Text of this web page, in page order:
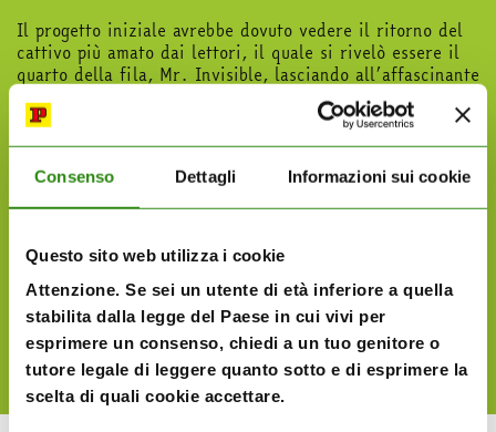
Consenso Dettagli Informazioni sui cookie
Questo sito web utilizza i cookie
Attenzione. Se sei un utente di età inferiore a quella
stabilita dalla legge del Paese in cui vivi per
esprimere un consenso, chiedi a un tuo genitore o
tutore legale di leggere quanto sotto e di esprimere la
scelta di quali cookie accettare.
Il progetto iniziale avrebbe dovuto vedere il ritorno del
cattivo più amato dai lettori, il quale si rivelò essere il
quarto della fila, Mr. Invisible, lasciando all’affascinante
Zafire solamente il secondo posto.
Paradossalmente però la ragazza si sarebbe presa una
bella rivincita, riapparendo ugualmente nella storia di
qualche anno dopo
Paperinik e il ritorno di Zafiredi
Riccardo Secchi e Marco Gervasio, apparsa suPaperinik
squadra dei Bad 7, i supercattivi della saga di
Mr. Invisible.